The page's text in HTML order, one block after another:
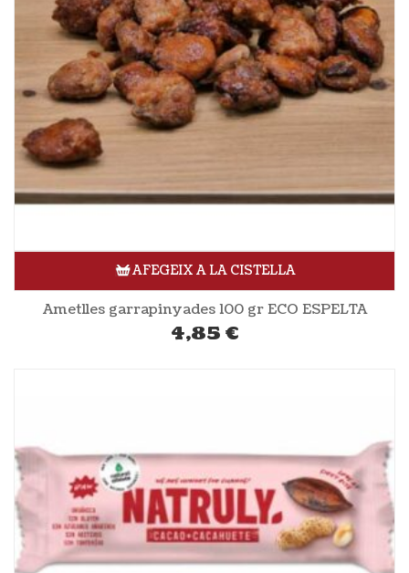
AFEGEIX A LA CISTELLA
Ametlles garrapinyades 100 gr ECO ESPELTA
4,85 €